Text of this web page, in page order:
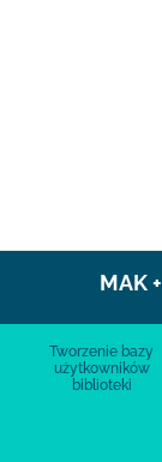
MAK +
Tworzenie bazy
użytkowników
biblioteki